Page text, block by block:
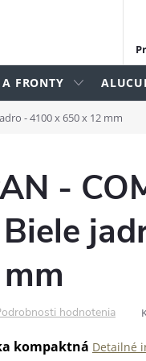
FRONTY
- 4100 x 650 x 12 mm
-
hodnotenia
kompaktná Detailné